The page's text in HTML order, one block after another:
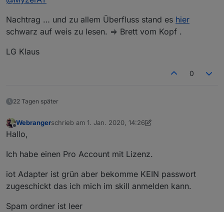
Nachtrag … und zu allem Überfluss stand es hier
schwarz auf weis zu lesen. => Brett vom Kopf .
LG Klaus
0
22 Tagen später
Offline
Webrangerschrieb am 1. Jan. 2020, 14:26
zuletzt editiert von Webranger1. Jan. 2020, 16:48
Hallo,
Ich habe einen Pro Account mit Lizenz.
iot Adapter ist grün aber bekomme KEIN passwort
zugeschickt das ich mich im skill anmelden kann.
Spam ordner ist leer